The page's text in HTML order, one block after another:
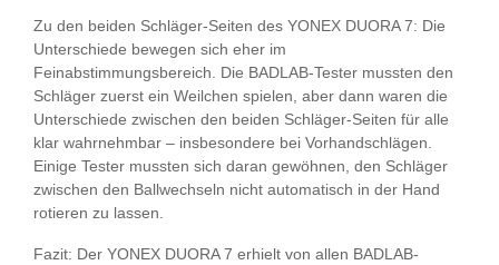
Zu den beiden Schläger-Seiten des YONEX DUORA 7: Die
Unterschiede bewegen sich eher im
Feinabstimmungsbereich. Die BADLAB-Tester mussten den
Schläger zuerst ein Weilchen spielen, aber dann waren die
Unterschiede zwischen den beiden Schläger-Seiten für alle
klar wahrnehmbar – insbesondere bei Vorhandschlägen.
Einige Tester mussten sich daran gewöhnen, den Schläger
zwischen den Ballwechseln nicht automatisch in der Hand
rotieren zu lassen.
Fazit: Der YONEX DUORA 7 erhielt von allen BADLAB-